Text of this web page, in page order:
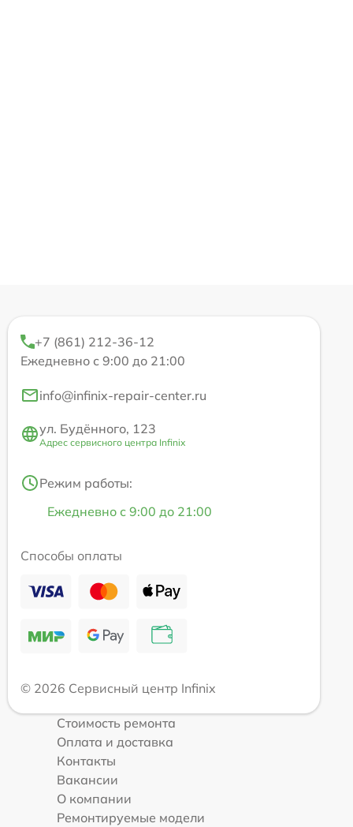
+7 (861) 212-36-12
Ежедневно с 9:00 до 21:00
info@infinix-repair-center.ru
ул. Будённого, 123
Адрес сервисного центра Infinix
Режим работы:
Ежедневно с 9:00 до 21:00
Способы оплаты
© 2026 Сервисный центр Infinix
Стоимость ремонта
Оплата и доставка
Контакты
Вакансии
О компании
Ремонтируемые модели